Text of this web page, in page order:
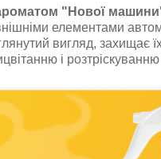
ароматом "Нової
елементами
вигляд, захищає
і розтріскуванню